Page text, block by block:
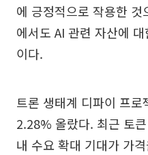
에 긍정적으로 작용한
에서도 AI 관련 자산에
이다.
트론 생태계 디파이 프
2.28% 올랐다. 최근 토
내 수요 확대 기대가 가